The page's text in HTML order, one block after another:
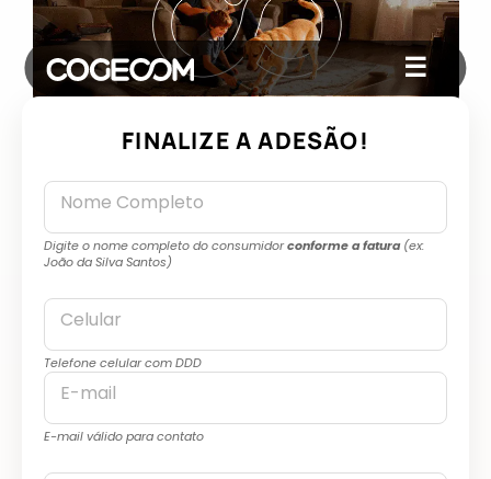
☰
FINALIZE A ADESÃO!
Nome Completo
Digite o nome completo do consumidorconforme a fatura(ex:
João da Silva Santos)
Celular
Telefone celular com DDD
E-mail
E-mail válido para contato